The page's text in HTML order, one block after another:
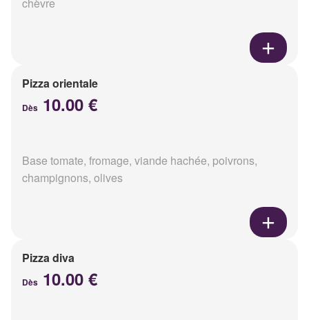
Pizza orientale
Dès 10.00 €
Base tomate, fromage, viande hachée, poivrons,
champignons, olives
Pizza diva
Dès 10.00 €